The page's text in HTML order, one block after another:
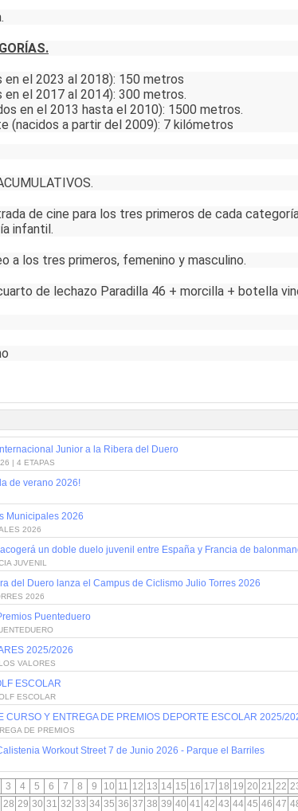
en el 2023 al 2018): 150 metros
en el 2017 al 2014): 300 metros.
en el 2013 hasta el 2010): 1500 metros.
(nacidos a partir del 2009): 7 kilómetros
de cine para los tres primeros de cada
infantil.
a los tres primeros, femenino y masculino.
de lechazo Paradilla 46 + morcilla + botella
Junior a la Ribera del Duero
| 4 ETAPAS
de verano 2026!
Municipales 2026
2026
un doble duelo juvenil entre España y Francia de
JUVENIL
del Duero lanza el Campus de Ciclismo Julio Torres 2026
2026
Puenteduero
2025/2026
VALORES
ESCOLAR
ESCOLAR
CURSO Y ENTREGA DE PREMIOS DEPORTE ESCOLAR 2025/
DE PREMIOS
Workout Street 7 de Junio 2026 - Parque el Barriles
3 4 5 6 7 8 9 10 11 12 13 14 15 16 17 18 19 20 21 22
28 29 30 31 32 33 34 35 36 37 38 39 40 41 42 43 44 45 46 47